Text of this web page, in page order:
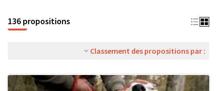
136 propositions
Classement des propositions par :